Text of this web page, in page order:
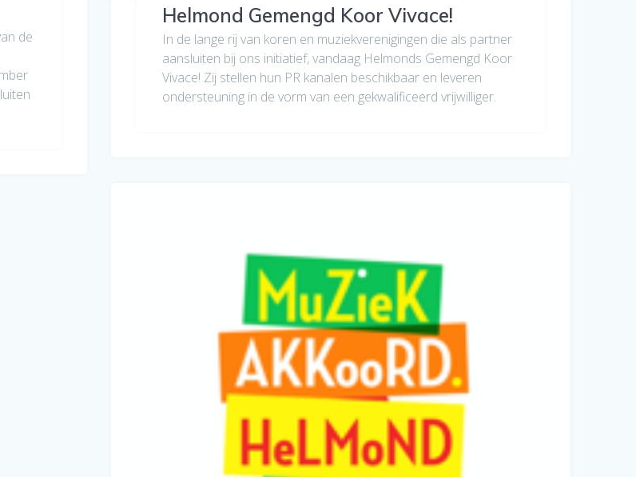
de
Helmond Gemengd Koor Vivace!
In de lange rij van koren en muziekverenigingen die als partner
aansluiten bij ons initiatief, vandaag Helmonds Gemengd Koor
Vivace! Zij stellen hun PR kanalen beschikbaar en leveren
ondersteuning in de vorm van een gekwalificeerd vrijwilliger.